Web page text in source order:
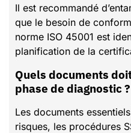
Il est recommandé
que le besoin de
norme ISO 45001 est
planification de la
Quels documents doit-on préparer pour la
phase de diagnostic ?
Les documents
risques, les procédures